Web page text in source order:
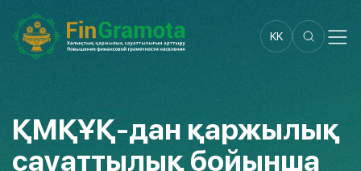
KK
ҚМҚҰҚ-дан қаржылық
сауаттылық бойынша